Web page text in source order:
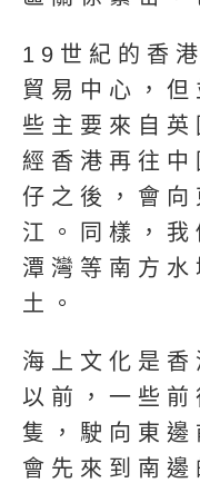
19世紀的香
貿易中心，
些主要來自
經香港再往
仔之後，會
江。同樣，
潭灣等南方
土。
海上文化是香
以前，一些
隻，駛向東
會先來到南